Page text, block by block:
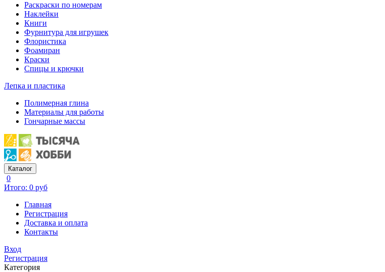
Раскраски по номерам
Наклейки
Книги
Фурнитура для игрушек
Флористика
Фоамиран
Краски
Спицы и крючки
Лепка и пластика
Полимерная глина
Материалы для работы
Гончарные массы
Каталог
0
Итого: 0 руб
Главная
Регистрация
Доставка и оплата
Контакты
Вход
Регистрация
Категория